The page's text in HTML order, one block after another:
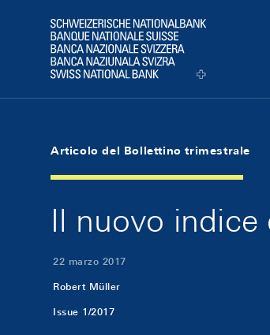
Logo
Articolo del Bollettino trimestrale
Il nuovo indice
22 marzo 2017
Robert Müller
Issue 1/2017